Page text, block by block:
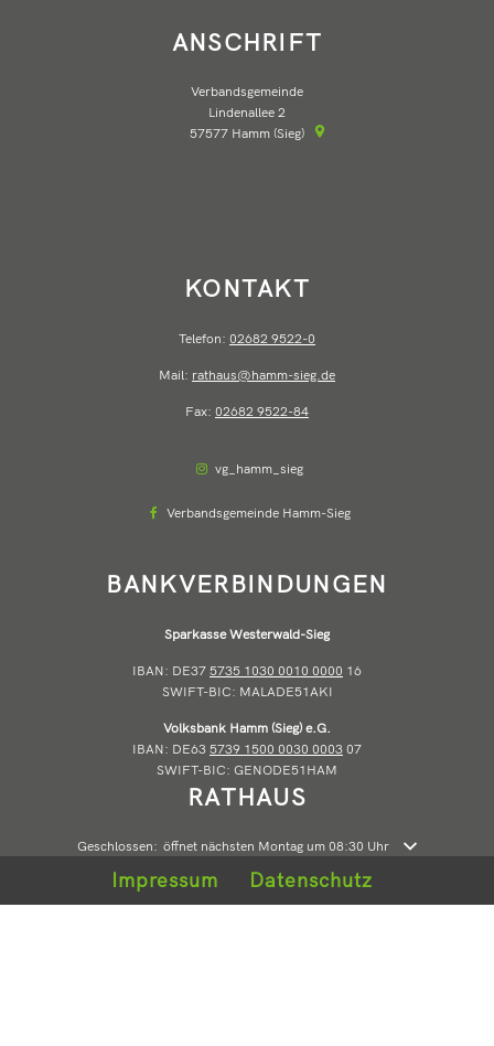
ANSCHRIFT
Verbandsgemeinde
Lindenallee 2
57577 Hamm (Sieg)
KONTAKT
Telefon: 02682 9522-0
Mail: rathaus@hamm-sieg.de
Fax: 02682 9522-84
vg_hamm_sieg
Verbandsgemeinde Hamm-Sieg
BANKVERBINDUNGEN
Sparkasse Westerwald-Sieg
IBAN: DE37 5735 1030 0010 0000 16
SWIFT-BIC: MALADE51AKI
Volksbank Hamm (Sieg) e.G.
IBAN: DE63 5739 1500 0030 0003 07
SWIFT-BIC: GENODE51HAM
RATHAUS
Klicken, um weitere Öffnungs- oder Schließzeiten auszublenden
Geschlossen: öffnet nächsten Montag um 08:30 Uhr
Impressum Datenschutz